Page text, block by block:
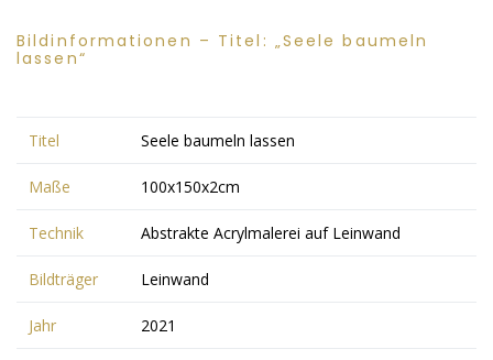
Bildinformationen – Titel: „Seele baumeln
lassen“
Titel Seele baumeln lassen
Maße 100x150x2cm
Technik Abstrakte Acrylmalerei auf Leinwand
Bildträger Leinwand
Jahr 2021